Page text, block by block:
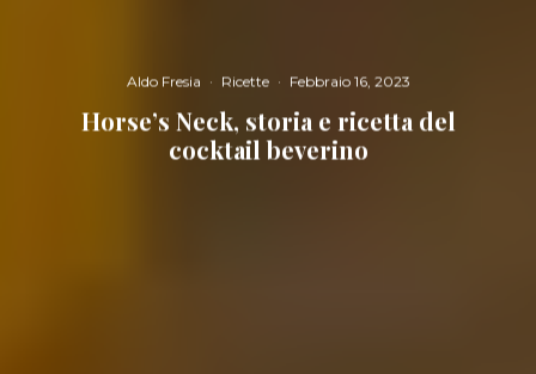
Aldo Fresia · Ricette · Febbraio 16, 2023
Horse’s Neck, storia e ricetta del
cocktail beverino